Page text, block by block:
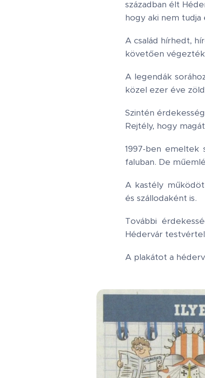
században élt
hogy aki nem tudja
A család hírhedt,
követően
A legendák
közel ezer éve
Szintén
Rejtély, hogy
1997-ben
faluban. De
A kastély
és szállodaként is.
További
Hédervár
A plakátot a